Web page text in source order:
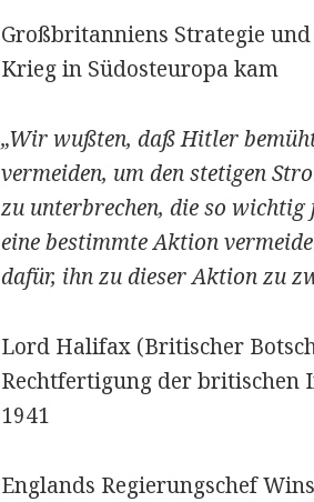
Großbritanniens Strategie
Krieg in Südosteuropa kam
„Wir wußten, daß Hitler
vermeiden, um den stetigen
zu unterbrechen, die so wichtig
eine bestimmte Aktion
dafür, ihn zu dieser Aktion zu
Lord Halifax (Britischer
Rechtfertigung der britischen
1941
Englands Regierungschef